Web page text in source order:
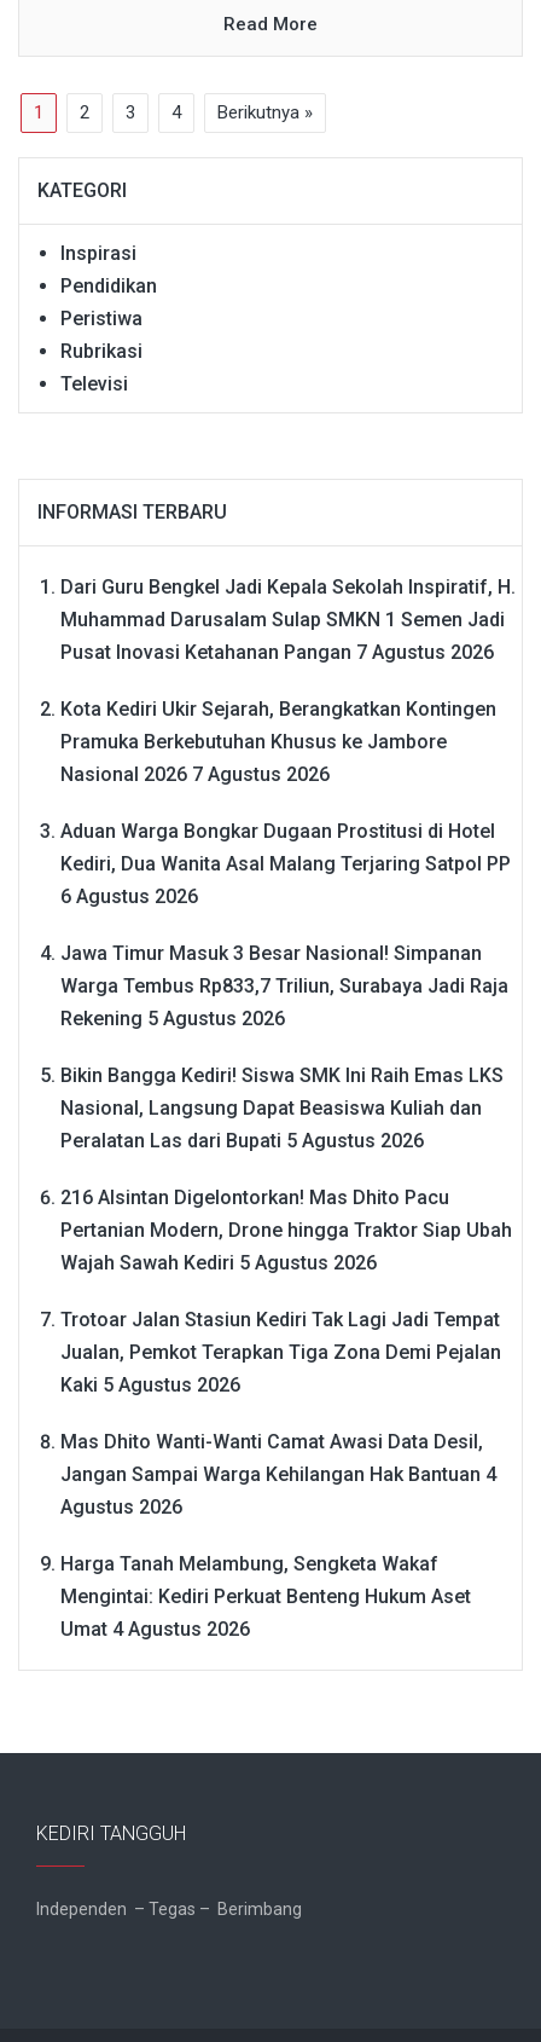
Read More
1 2 3 4 Berikutnya »
KATEGORI
Inspirasi
Pendidikan
Peristiwa
Rubrikasi
Televisi
INFORMASI TERBARU
Dari Guru Bengkel Jadi Kepala Sekolah Inspiratif, H.
Muhammad Darusalam Sulap SMKN 1 Semen Jadi
Pusat Inovasi Ketahanan Pangan 7 Agustus 2026
Kota Kediri Ukir Sejarah, Berangkatkan Kontingen
Pramuka Berkebutuhan Khusus ke Jambore
Nasional 2026 7 Agustus 2026
Aduan Warga Bongkar Dugaan Prostitusi di Hotel
Kediri, Dua Wanita Asal Malang Terjaring Satpol PP
6 Agustus 2026
Jawa Timur Masuk 3 Besar Nasional! Simpanan
Warga Tembus Rp833,7 Triliun, Surabaya Jadi Raja
Rekening 5 Agustus 2026
Bikin Bangga Kediri! Siswa SMK Ini Raih Emas LKS
Nasional, Langsung Dapat Beasiswa Kuliah dan
Peralatan Las dari Bupati 5 Agustus 2026
216 Alsintan Digelontorkan! Mas Dhito Pacu
Pertanian Modern, Drone hingga Traktor Siap Ubah
Wajah Sawah Kediri 5 Agustus 2026
Trotoar Jalan Stasiun Kediri Tak Lagi Jadi Tempat
Jualan, Pemkot Terapkan Tiga Zona Demi Pejalan
Kaki 5 Agustus 2026
Mas Dhito Wanti-Wanti Camat Awasi Data Desil,
Jangan Sampai Warga Kehilangan Hak Bantuan 4
Agustus 2026
Harga Tanah Melambung, Sengketa Wakaf
Mengintai: Kediri Perkuat Benteng Hukum Aset
Umat 4 Agustus 2026
KEDIRI TANGGUH
Independen – Tegas – Berimbang